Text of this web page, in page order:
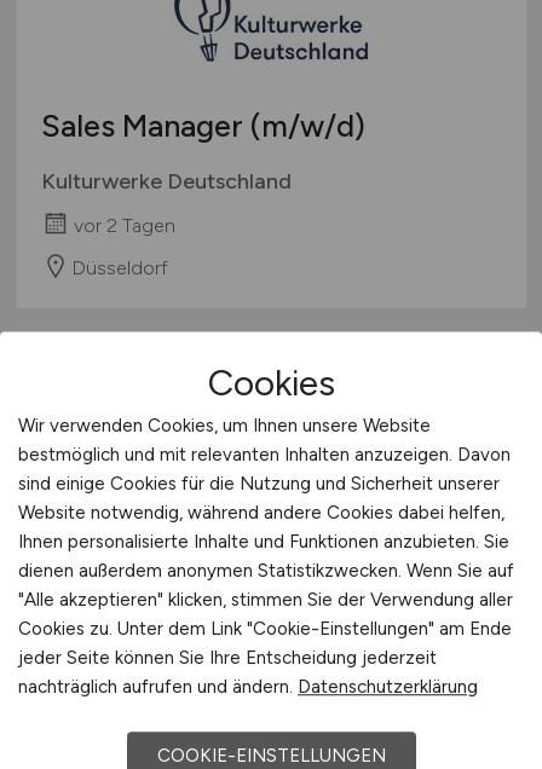
Sales Manager (m/w/d)
Kulturwerke Deutschland
vor 2 Tagen
Düsseldorf
Junior(m/w/d)Salesforce
Developer
Scheidt & Bachmann Signalling Systems
GmbH
Mönchengladbach bei Düsseldorf
Cookies
Wir verwenden Cookies, um Ihnen unsere Website
bestmöglich und mit relevanten Inhalten anzuzeigen. Davon
sind einige Cookies für die Nutzung und Sicherheit unserer
Website notwendig, während andere Cookies dabei helfen,
Ihnen personalisierte Inhalte und Funktionen anzubieten. Sie
dienen außerdem anonymen Statistikzwecken. Wenn Sie auf
"Alle akzeptieren" klicken, stimmen Sie der Verwendung aller
Cookies zu. Unter dem Link "Cookie-Einstellungen" am Ende
jeder Seite können Sie Ihre Entscheidung jederzeit
nachträglich aufrufen und ändern. Datenschutzerklärung
COOKIE-EINSTELLUNGEN